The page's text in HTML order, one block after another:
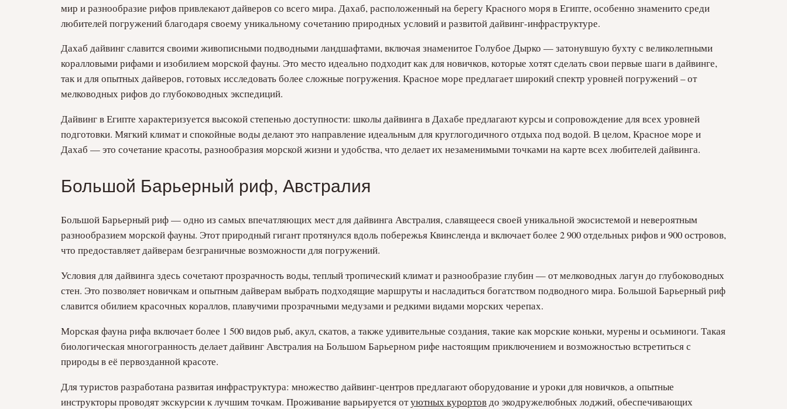
мир и разнообразие рифов привлекают дайверов со всего мира. Дахаб, расположенный на берегу Красного моря в Египте, особенно знаменито среди
любителей погружений благодаря своему уникальному сочетанию природных условий и развитой дайвинг-инфраструктуре.
Дахаб дайвинг славится своими живописными подводными ландшафтами, включая знаменитое Голубое Дырко — затонувшую бухту с великолепными
коралловыми рифами и изобилием морской фауны. Это место идеально подходит как для новичков, которые хотят сделать свои первые шаги в дайвинге,
так и для опытных дайверов, готовых исследовать более сложные погружения. Красное море предлагает широкий спектр уровней погружений – от
мелководных рифов до глубоководных экспедиций.
Дайвинг в Египте характеризуется высокой степенью доступности: школы дайвинга в Дахабе предлагают курсы и сопровождение для всех уровней
подготовки. Мягкий климат и спокойные воды делают это направление идеальным для круглогодичного отдыха под водой. В целом, Красное море и
Дахаб — это сочетание красоты, разнообразия морской жизни и удобства, что делает их незаменимыми точками на карте всех любителей дайвинга.
Большой Барьерный риф, Австралия
Большой Барьерный риф — одно из самых впечатляющих мест для дайвинга Австралия, славящееся своей уникальной экосистемой и невероятным
разнообразием морской фауны. Этот природный гигант протянулся вдоль побережья Квинсленда и включает более 2 900 отдельных рифов и 900 островов,
что предоставляет дайверам безграничные возможности для погружений.
Условия для дайвинга здесь сочетают прозрачность воды, теплый тропический климат и разнообразие глубин — от мелководных лагун до глубоководных
стен. Это позволяет новичкам и опытным дайверам выбрать подходящие маршруты и насладиться богатством подводного мира. Большой Барьерный риф
славится обилием красочных кораллов, плавучими прозрачными медузами и редкими видами морских черепах.
Морская фауна рифа включает более 1 500 видов рыб, акул, скатов, а также удивительные создания, такие как морские коньки, мурены и осьминоги. Такая
биологическая многогранность делает дайвинг Австралия на Большом Барьерном рифе настоящим приключением и возможностью встретиться с
природы в её первозданной красоте.
Для туристов разработана развитая инфраструктура: множество дайвинг-центров предлагают оборудование и уроки для новичков, а опытные
инструкторы проводят экскурсии к лучшим точкам. Проживание варьируется отуютных курортовдо экодружелюбных лоджий, обеспечивающих